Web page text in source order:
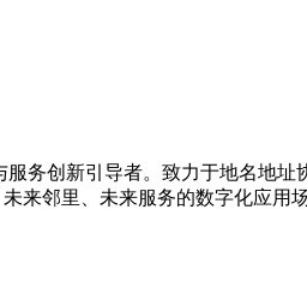
务创新引导者。致力于地名地
来邻里、未来服务的数字化应用场